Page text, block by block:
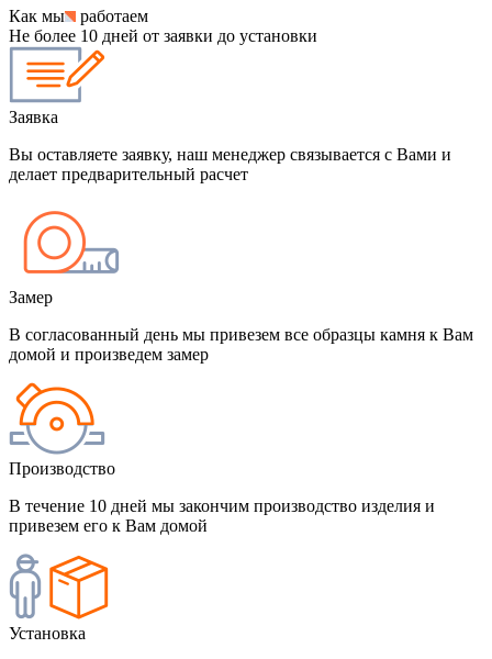
Как мы
работаем
Не более 10 дней от заявки до установки
Заявка
Вы оставляете заявку, наш менеджер связывается с Вами и
делает предварительный расчет
Замер
В согласованный день мы привезем все образцы камня к Вам
домой и произведем замер
Производство
В течение 10 дней мы закончим производство изделия и
привезем его к Вам домой
Установка